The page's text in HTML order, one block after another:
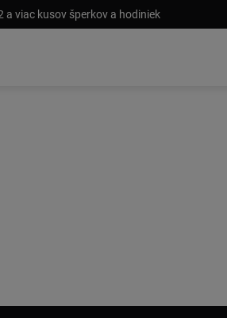
a viac kusov šperkov a hodiniek